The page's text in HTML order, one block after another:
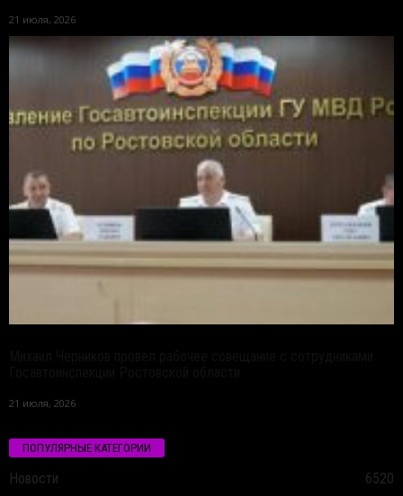
21 июля, 2026
21 июля, 2026
ПОПУЛЯРНЫЕ КАТЕГОРИИ
Новости 6520